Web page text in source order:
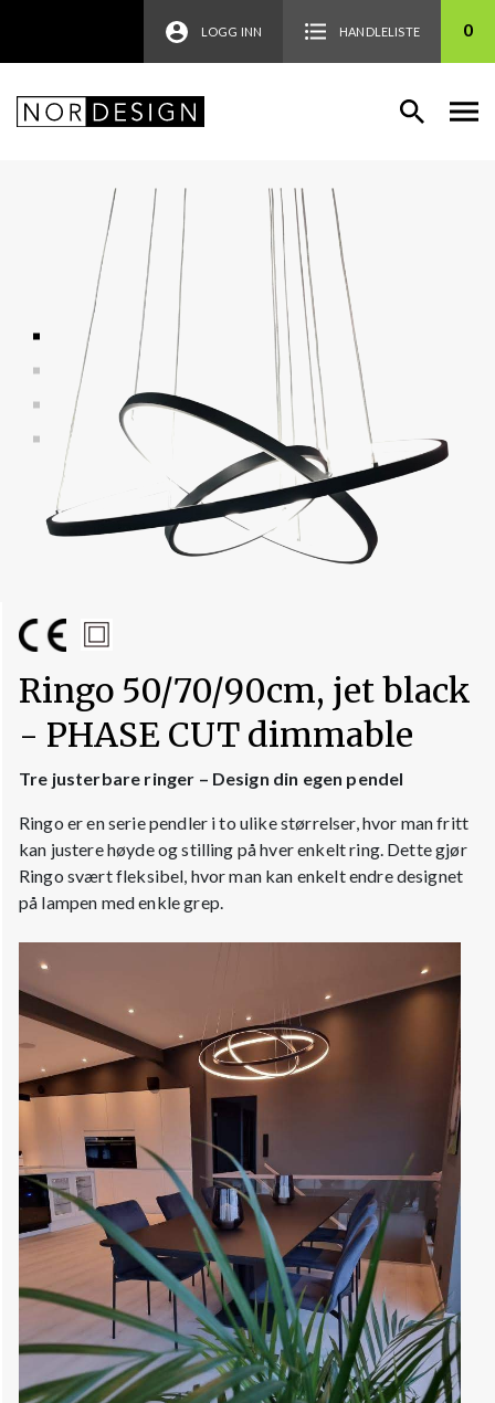
LOGG INN HANDLELISTE 0
Ringo 50/70/90cm, jet black
- PHASE CUT dimmable
Tre justerbare ringer – Design din egen pendel
Ringo er en serie pendler i to ulike størrelser, hvor man fritt
kan justere høyde og stilling på hver enkelt ring. Dette gjør
Ringo svært fleksibel, hvor man kan enkelt endre designet
på lampen med enkle grep.